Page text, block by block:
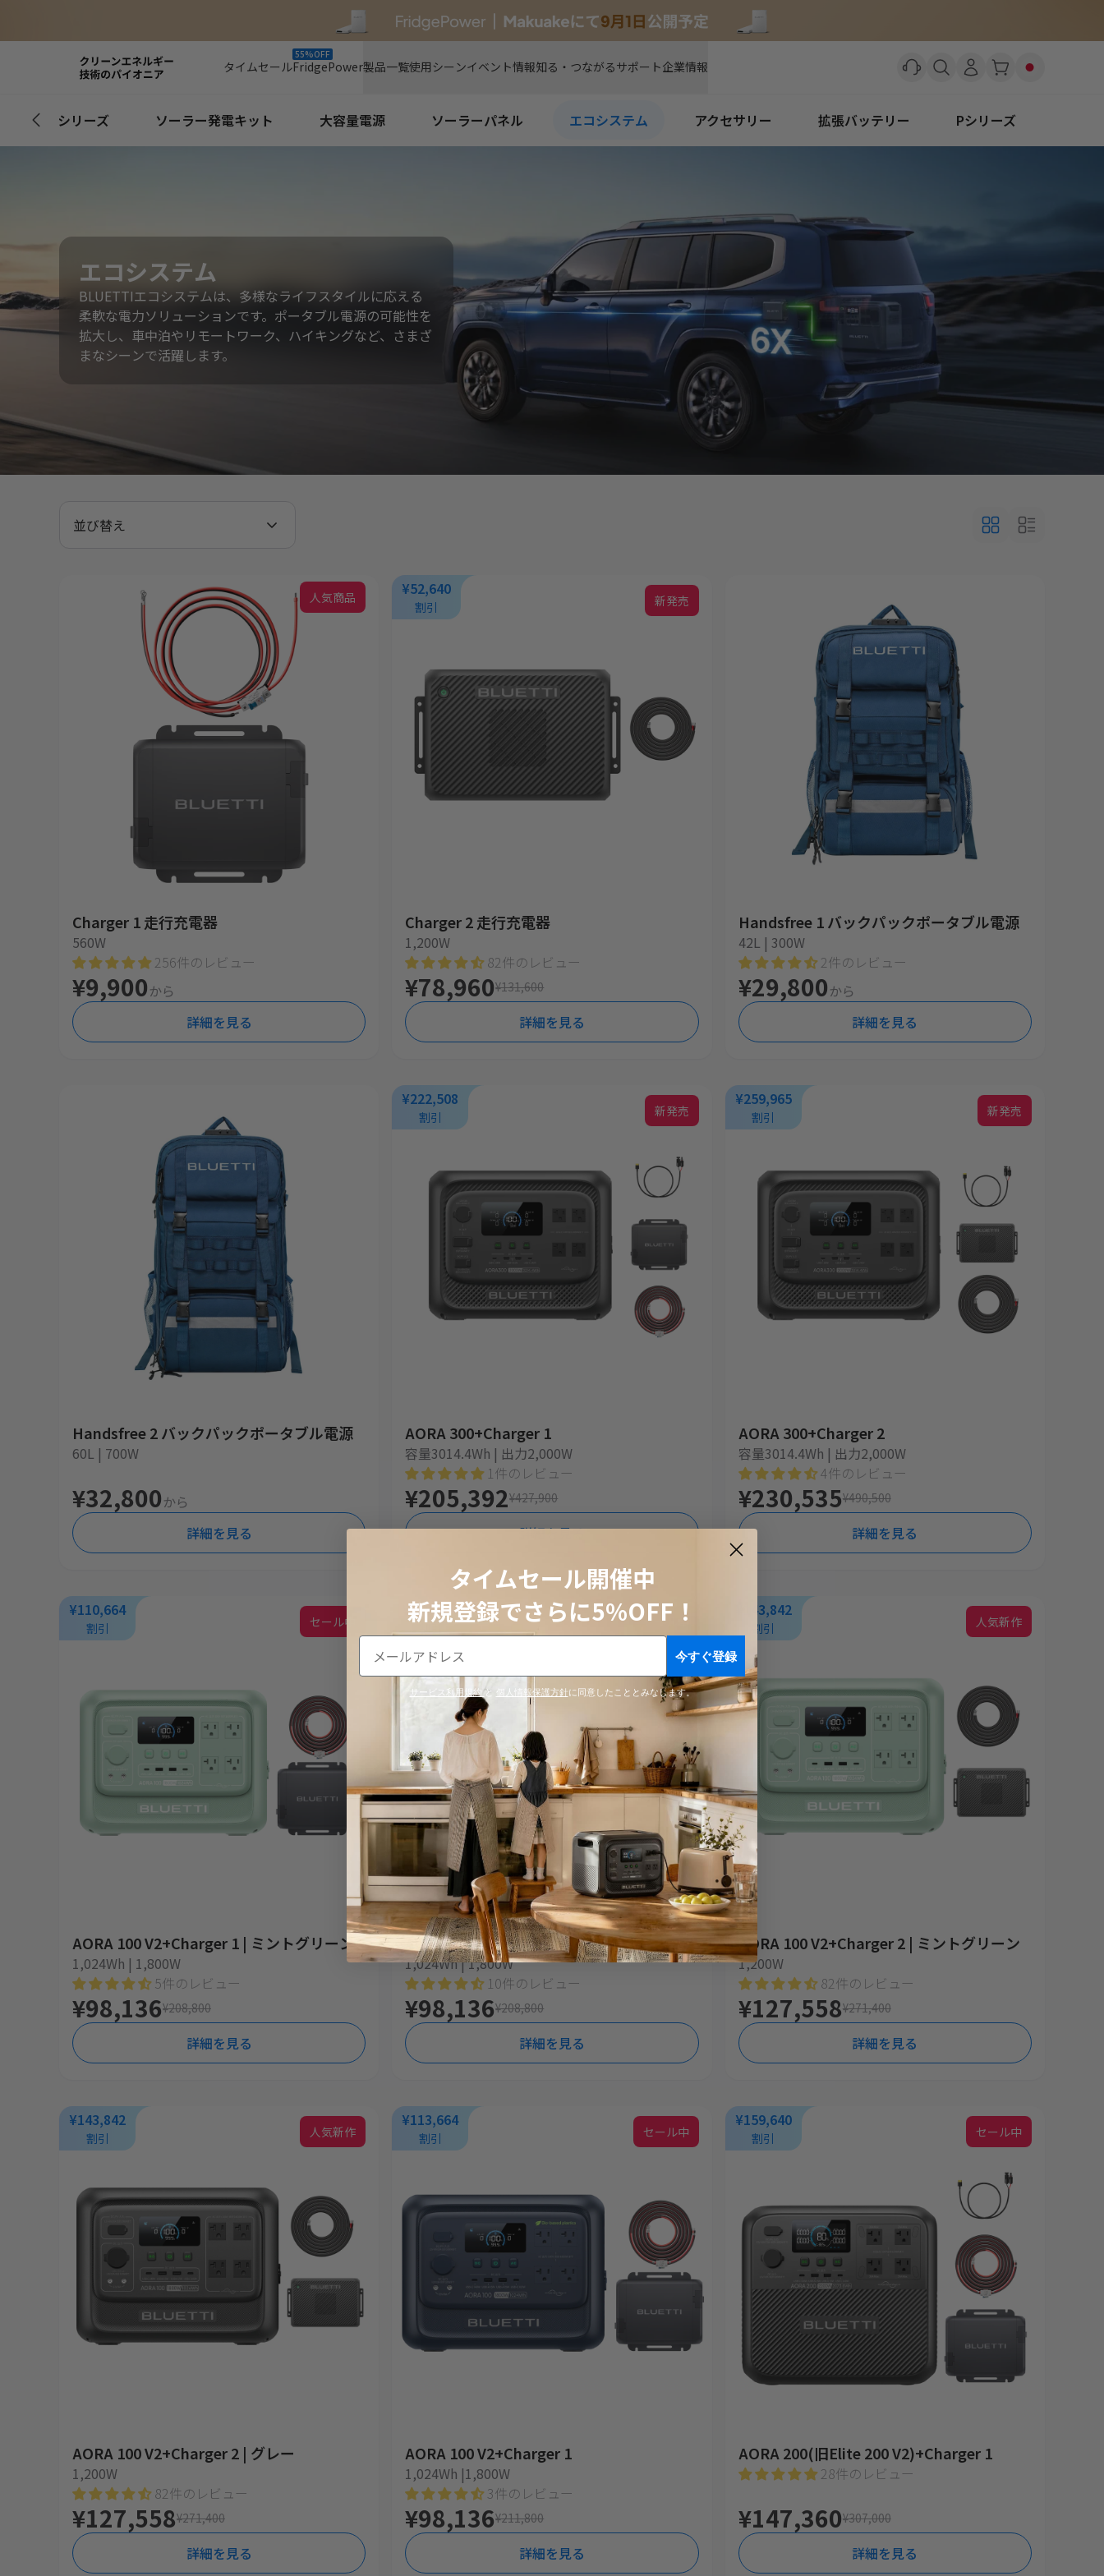
タイムセール
55%OFF
FridgePower製品一覧使用シーンイベント情報知る・つながるサポート企業情報
シリーズ ソーラー発電キット 大容量電源 ソーラーパネル エコシステム アクセサリー 拡張バッテリー Pシリーズ
エコシステム
BLUETTIエコシステムは、多様なライフスタイルに応える
柔軟な電力ソリューションです。ポータブル電源の可能性を
拡大し、車中泊やリモートワーク、ハイキングなど、さまざ
まなシーンで活躍します。
並び替え
人気商品
Charger 1 走行充電器
560W
256件のレビュー
¥9,900から
詳細を見る
¥52,640
割引 新発売
Charger 2 走行充電器
1,200W
82件のレビュー
¥78,960¥131,600
詳細を見る
Handsfree 1 バックパックポータブル電源
42L | 300W
2件のレビュー
¥29,800から
詳細を見る
Handsfree 2 バックパックポータブル電源
60L | 700W
¥32,800から
詳細を見る
¥222,508
割引 新発売
AORA 300+Charger 1
容量3014.4Wh | 出力2,000W
1件のレビュー
¥205,392¥427,900
詳細を見る
¥259,965
割引 新発売
AORA 300+Charger 2
容量3014.4Wh | 出力2,000W
4件のレビュー
¥230,535¥490,500
詳細を見る
¥110,664
割引 セール中
AORA 100 V2+Charger 1 | ミントグリーン
1,024Wh | 1,800W
5件のレビュー
¥98,136¥208,800
詳細を見る
¥110,664
割引 セール中
AORA 100 V2+Charger 1 | グレー
1,024Wh | 1,800W
10件のレビュー
¥98,136¥208,800
詳細を見る
¥143,842
割引 人気新作
AORA 100 V2+Charger 2 | ミントグリーン
1,200W
82件のレビュー
¥127,558¥271,400
詳細を見る
¥143,842
割引 人気新作
AORA 100 V2+Charger 2 | グレー
1,200W
82件のレビュー
¥127,558¥271,400
詳細を見る
¥113,664
割引 セール中
AORA 100 V2+Charger 1
1,024Wh |1,800W
3件のレビュー
¥98,136¥211,800
詳細を見る
¥159,640
割引 セール中
AORA 200(旧Elite 200 V2)+Charger 1
28件のレビュー
¥147,360¥307,000
詳細を見る
タイムセール開催中
新規登録でさらに5%OFF！
今すぐ登録
サービス利用規約と 個人情報保護方針に同意したこととみなします。